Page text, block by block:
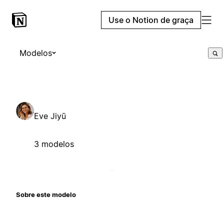
Use o Notion de graça
Modelos
Eve Jiyū
3 modelos
Sobre este modelo